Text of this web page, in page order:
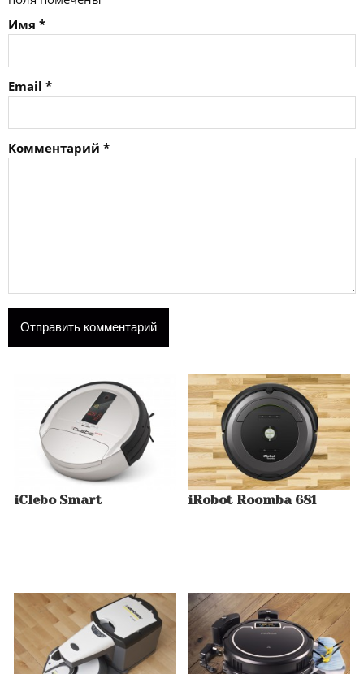
Имя *
Email *
Комментарий *
iClebo Smart iRobot Roomba 681